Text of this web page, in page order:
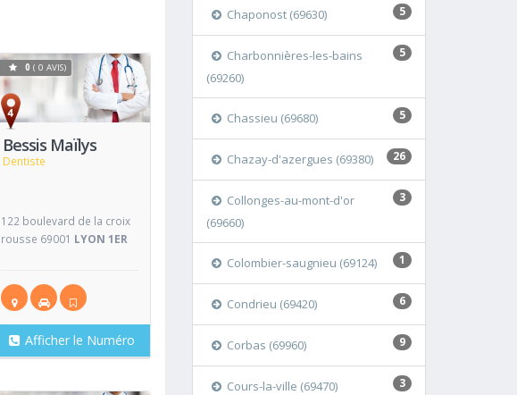
Bessis Maïlys
Dentiste
Voir
0 ( 0 AVIS)
122 boulevard de la croix
rousse 69001 LYON 1ER
Afficher le Numéro
5
Chaponost (69630)
5
Charbonnières-les-bains
(69260)
5
Chassieu (69680)
26
Chazay-d'azergues (69380)
3
Collonges-au-mont-d'or
(69660)
1
Colombier-saugnieu (69124)
6
Condrieu (69420)
9
Corbas (69960)
3
Cours-la-ville (69470)